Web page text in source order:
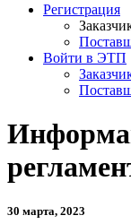
Регистрация
Войти в ЭТП
30 марта, 2023